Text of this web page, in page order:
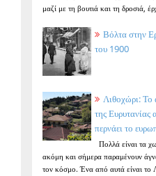
μαζί με τη βουτιά και τη δροσιά,
Βόλτα στην
του 1900
Λιθοχώρι: Το
της Ευρυτανίας
περνάει το
Πολλά είναι τα
ακόμη και σήμερα παραμένουν
τον κόσμο. Ένα από αυτά είναι το